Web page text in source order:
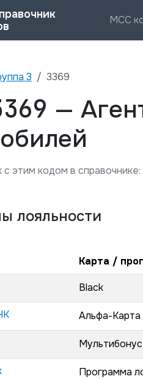
MCC
3 3369
—
с этим кодом в справочнике:
лояльности
Карта /
Black
Альфа-Карта
Мультибонус
Программа